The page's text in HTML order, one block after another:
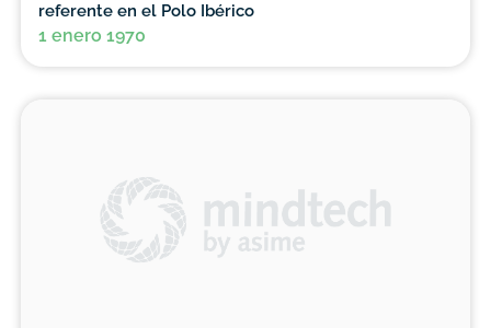
referente en el Polo Ibérico
1 enero 1970